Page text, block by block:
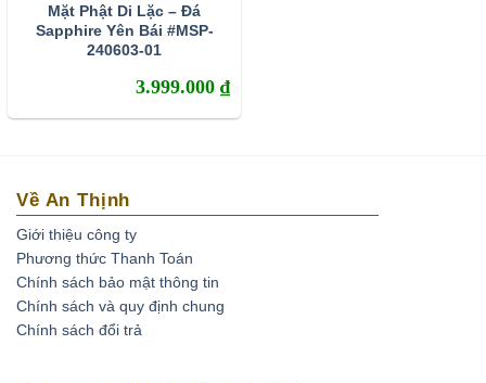
Mặt Phật Di Lặc – Đá
Sapphire Yên Bái #MSP-
240603-01
3.999.000 ₫
Về An Thịnh
Giới thiệu công ty
Phương thức Thanh Toán
Chính sách bảo mật thông tin
Chính sách và quy định chung
Chính sách đổi trả